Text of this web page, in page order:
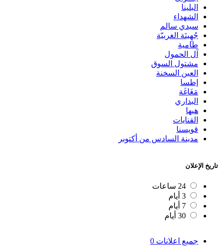
البلينا
الشهداء
سيدي سالم
جُهِينَة الغربيّة
طامية
آل الحمول
مشتول السوق
العين السخنة
إطسا
مَغَاغَة
البداري
هيها
القنايات
قويسنا
مدينة السادس من أكتوبر
تاريخ الإعلان
24 ساعات
3 أيام
7 أيام
30 أيام
جميع اعلانات 0